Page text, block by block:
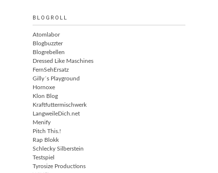
BLOGROLL
Atomlabor
Blogbuzzter
Blogrebellen
Dressed Like Maschines
FernSehErsatz
Gilly´s Playground
Hornoxe
Klon Blog
Kraftfuttermischwerk
LangweileDich.net
Menify
Pitch This.!
Rap Blokk
Schlecky Silberstein
Testspiel
Tyrosize Productions